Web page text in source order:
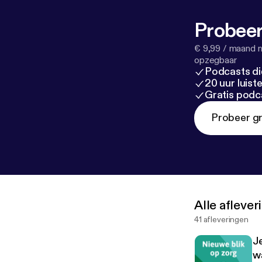
€ 9,99 / maand
opzegbaar
Podcasts
20 uur
Gratis
Probeer
Alle
41 afleveringen